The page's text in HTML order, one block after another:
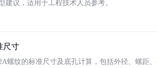
建议，适用于工程技术人员参考。
尺寸
螺纹的标准尺寸及底孔计算，包括外径、螺距